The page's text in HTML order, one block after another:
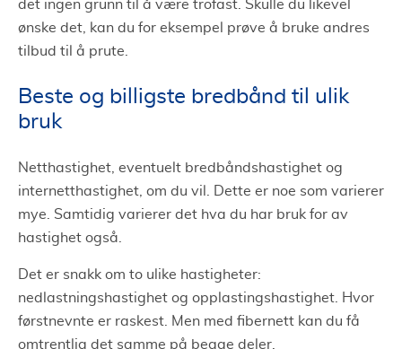
det ingen grunn til å være trofast. Skulle du likevel
ønske det, kan du for eksempel prøve å bruke andres
tilbud til å prute.
Beste og billigste bredbånd til ulik
bruk
Netthastighet, eventuelt bredbåndshastighet og
internetthastighet, om du vil. Dette er noe som varierer
mye. Samtidig varierer det hva du har bruk for av
hastighet også.
Det er snakk om to ulike hastigheter:
nedlastningshastighet og opplastingshastighet. Hvor
førstnevnte er raskest. Men med fibernett kan du få
omtrentlig det samme på begge deler.